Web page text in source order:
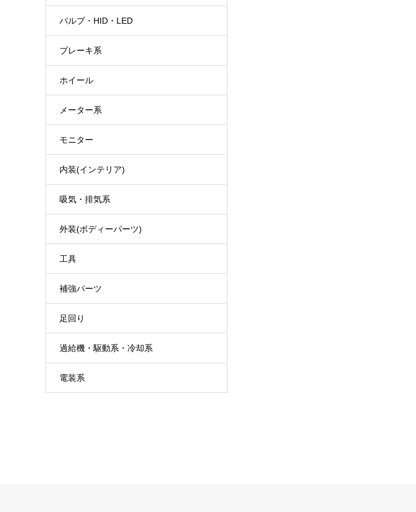
バルブ・HID・LED
ブレーキ系
ホイール
メーター系
モニター
内装(インテリア)
吸気・排気系
外装(ボディーパーツ)
工具
補強パーツ
足回り
過給機・駆動系・冷却系
電装系